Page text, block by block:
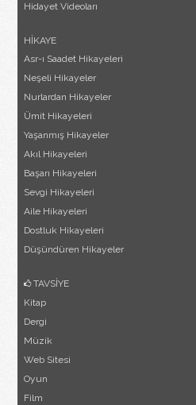
Hidayet Videoları
HİKAYE
Asr-ı Saadet Hikayeleri
Neşeli Hikayeler
Nurlardan Hikayeler
Ümit Hikayeleri
Yaşanmış Hikayeler
Akıl Hikayeleri
Başarı Hikayeleri
Sevgi Hikayeleri
Aile Hikayeleri
Dostluk Hikayeleri
Düşündüren Hikayeler
TAVSİYE
Kitap
Dergi
Müzik
Web Sitesi
Oyun
Film